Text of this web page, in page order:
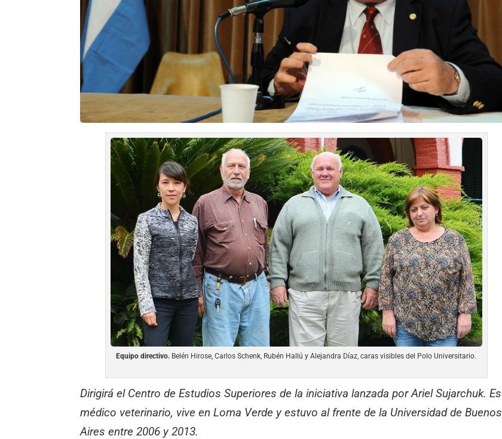
Equipo directivo. Belén Hirose, Carlos Schenk, Rubén Hallú y Alejandra Díaz, caras visibles del Polo Universitario.
Dirigirá el Centro de Estudios Superiores de la iniciativa lanzada por Ariel Sujarchuk. Es
médico veterinario, vive en Loma Verde y estuvo al frente de la Universidad de Buenos
Aires entre 2006 y 2013.